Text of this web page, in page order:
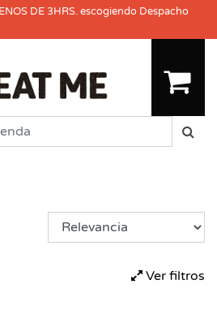
DE 3HRS. escogiendo Despacho
Ver filtros